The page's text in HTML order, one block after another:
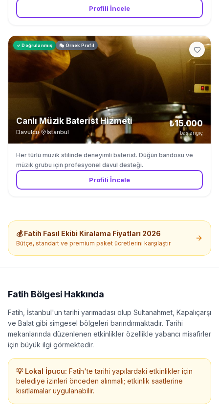
Profili İncele
✓ Doğrulanmış 🎭 Örnek Profil
Canlı Müzik Baterist Hizmeti
Davulcu· İstanbul
₺15.000
başlangıç
Her türlü müzik stilinde deneyimli baterist. Düğün bandosu ve
müzik grubu için profesyonel davul desteği.
Profili İncele
💰Fatih Fasıl Ekibi Kiralama Fiyatları 2026
Bütçe, standart ve premium paket ücretlerini karşılaştır
Fatih Bölgesi Hakkında
Fatih, İstanbul'un tarihi yarımadası olup Sultanahmet, Kapalıçarşı
ve Balat gibi simgesel bölgeleri barındırmaktadır. Tarihi
mekanlarında düzenlenen etkinlikler özellikle yabancı misafirler
için büyük ilgi görmektedir.
💡 Lokal İpucu: Fatih'te tarihi yapılardaki etkinlikler için
belediye izinleri önceden alınmalı; etkinlik saatlerine
kısıtlamalar uygulanabilir.